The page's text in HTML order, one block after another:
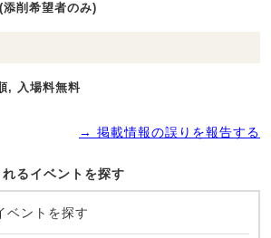
削希望者のみ)
, 入場料無料
→ 掲載情報の誤りを報告する
るイベントを探す
ベントを探す